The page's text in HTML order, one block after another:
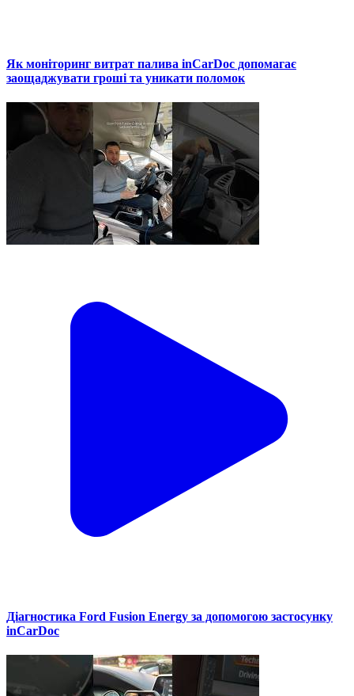
Як моніторинг витрат палива inCarDoc допомагає
заощаджувати гроші та уникати поломок
Діагностика Ford Fusion Energy за допомогою застосунку
inCarDoc